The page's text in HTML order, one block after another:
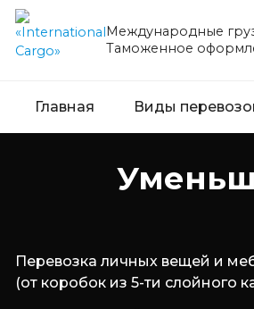
Международные
Таможенное
Главная Виды
Перевозка личных вещей и
(от коробок из 5-ти слойного